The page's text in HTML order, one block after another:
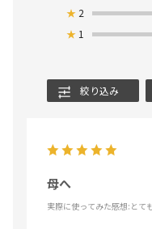
★ 2
★ 1
絞り込み
母へ
実際に使ってみた感想:とて